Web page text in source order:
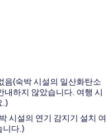
음(숙박 시설의 일산화탄소
내하지 않았습니다. 여행 시
.)
시설의 연기 감지기 설치 여
니다.)